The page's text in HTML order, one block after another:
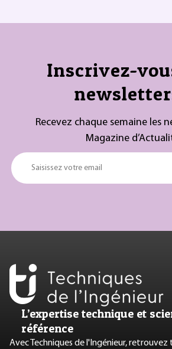
Inscrivez-
Recevez chaque semaine les
Magazine
Saisissez votre email
L’expertise technique et
référence
Avec Techniques de l'Ingénieur, retrouvez